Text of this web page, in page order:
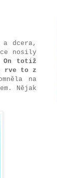
dcera,
nosily
On totiž
rve to z
na
Nějak